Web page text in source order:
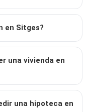
en Sitges?
una vivienda en
una hipoteca en